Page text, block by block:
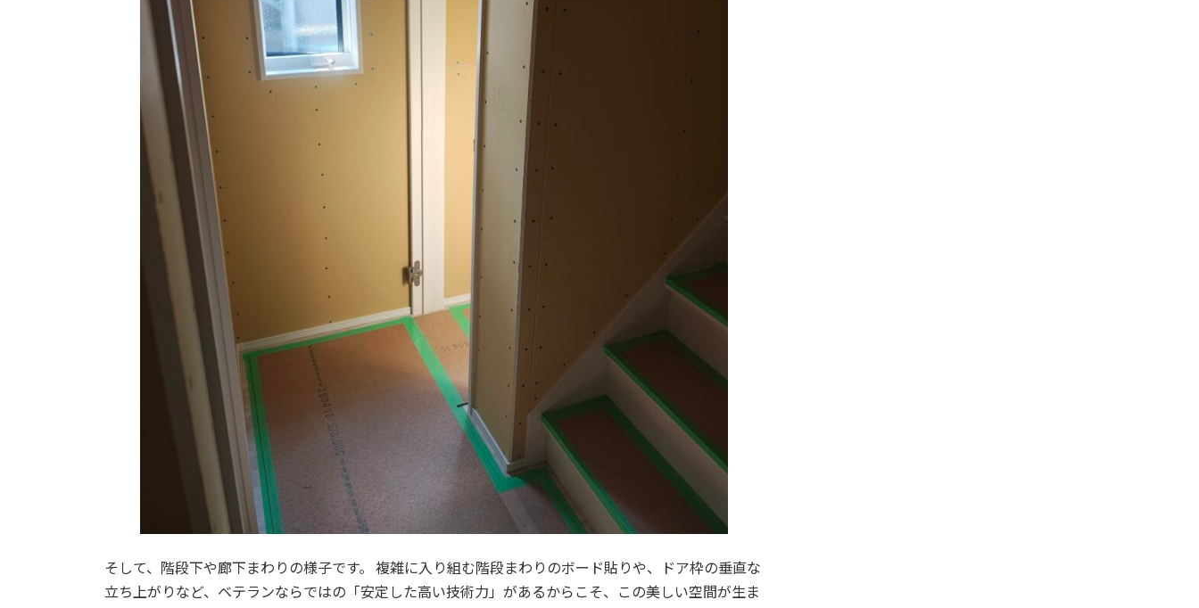
そして、階段下や廊下まわりの様子です。 複雑に入り組む階段まわりのボード貼りや、ドア枠の垂直な
立ち上がりなど、ベテランならではの「安定した高い技術力」があるからこそ、この美しい空間が生ま